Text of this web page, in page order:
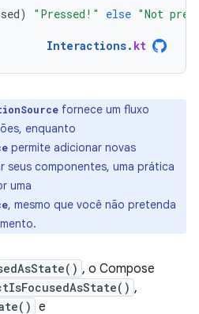
) "Pressed!" else "Not
Interactions. kt
fornece um fluxo
enquanto
permite adicionar novas
seus componentes, uma prática
uma
, mesmo que você não pretenda
, o Compose
,
e